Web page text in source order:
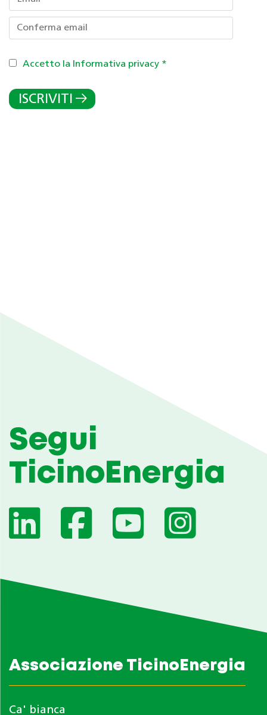
Accetto la Informativa privacy *
ISCRIVITI
Segui
TicinoEnergia
Associazione TicinoEnergia
Ca' bianca